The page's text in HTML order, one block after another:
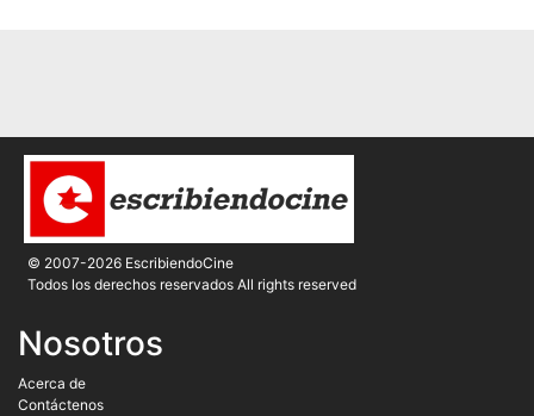
© 2007-2026 EscribiendoCine
Todos los derechos reservados All rights reserved
Nosotros
Acerca de
Contáctenos